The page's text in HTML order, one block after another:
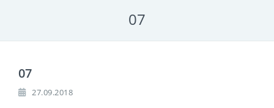
07
07
27.09.2018